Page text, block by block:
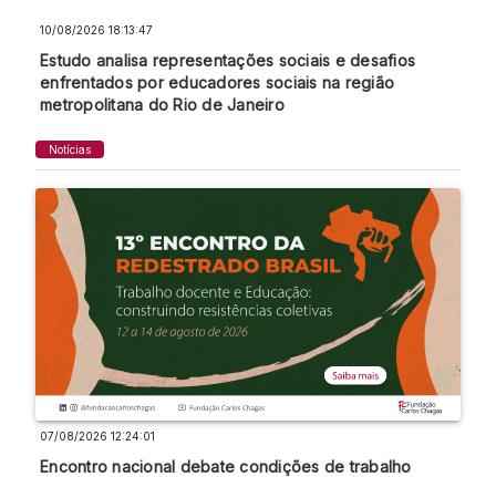
10/08/2026 18:13:47
Estudo analisa representações sociais e desafios
enfrentados por educadores sociais na região
metropolitana do Rio de Janeiro
Notícias
07/08/2026 12:24:01
Encontro nacional debate condições de trabalho